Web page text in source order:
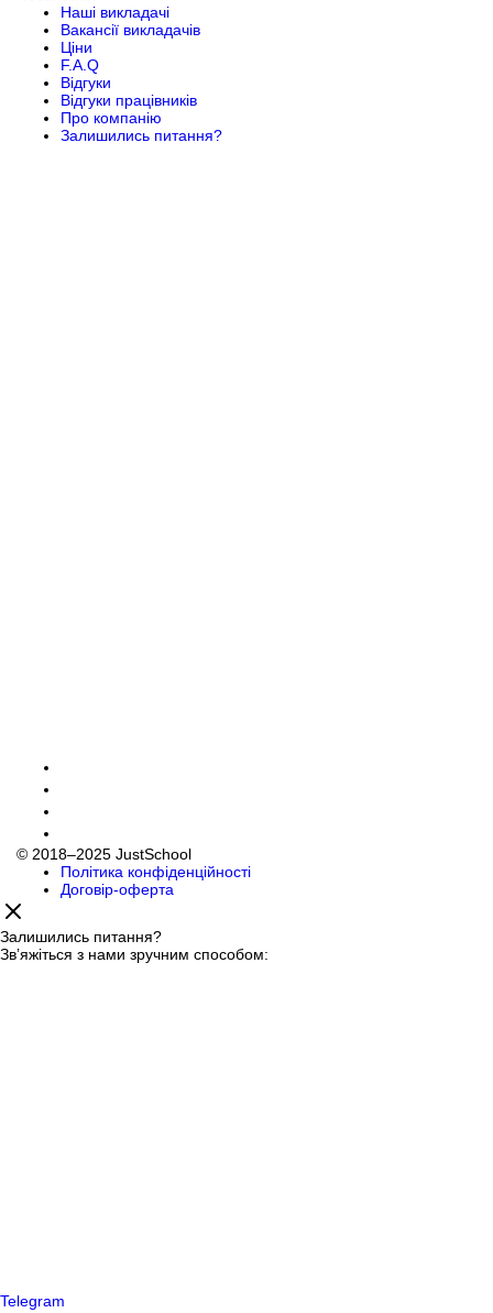
Наші викладачі
Вакансії викладачів
Ціни
F.A.Q
Відгуки
Відгуки працівників
Про компанію
Залишились питання?
© 2018–2025 JustSchool
Політика конфіденційності
Договір-оферта
Залишились питання?
Звʼяжіться з нами зручним способом:
Telegram